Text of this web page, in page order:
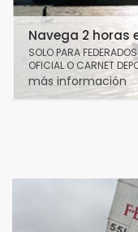
Navega 2 horas
SOLO PARA
OFICIAL O CARNET
más información